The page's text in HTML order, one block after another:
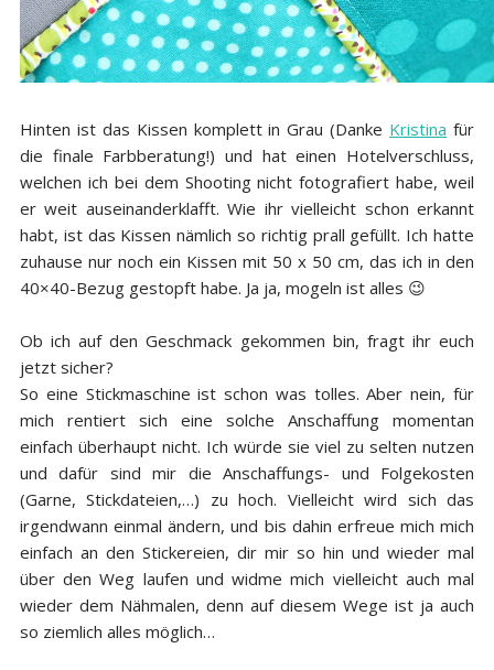
Hinten ist das Kissen komplett in Grau (Danke Kristina für
die finale Farbberatung!) und hat einen Hotelverschluss,
welchen ich bei dem Shooting nicht fotografiert habe, weil
er weit auseinanderklafft. Wie ihr vielleicht schon erkannt
habt, ist das Kissen nämlich so richtig prall gefüllt. Ich hatte
zuhause nur noch ein Kissen mit 50 x 50 cm, das ich in den
40×40-Bezug gestopft habe. Ja ja, mogeln ist alles 😉
Ob ich auf den Geschmack gekommen bin, fragt ihr euch
jetzt sicher?
So eine Stickmaschine ist schon was tolles. Aber nein, für
mich rentiert sich eine solche Anschaffung momentan
einfach überhaupt nicht. Ich würde sie viel zu selten nutzen
und dafür sind mir die Anschaffungs- und Folgekosten
(Garne, Stickdateien,…) zu hoch. Vielleicht wird sich das
irgendwann einmal ändern, und bis dahin erfreue mich mich
einfach an den Stickereien, dir mir so hin und wieder mal
über den Weg laufen und widme mich vielleicht auch mal
wieder dem Nähmalen, denn auf diesem Wege ist ja auch
so ziemlich alles möglich…